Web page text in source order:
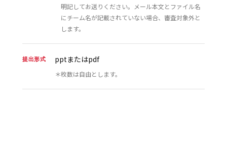
明記してお送りください。メール本文とファイル名
にチーム名が記載されていない場合、審査対象外と
します。
提出形式 pptまたはpdf
＊枚数は自由とします。